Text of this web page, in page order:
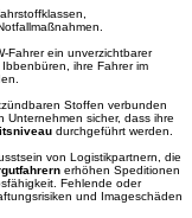
Fahrer ein unverzichtbarer
ihre Fahrer im
Stoffen verbunden
Unternehmen sicher, dass ihre
durchgeführt werden.
von Logistikpartnern, die
erhöhen Speditionen
Fehlende oder
und Imageschäden